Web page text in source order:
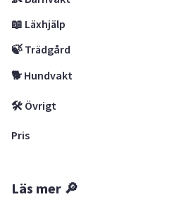
📖 Läxhjälp
🍃 Trädgård
🐕 Hundvakt
🛠 Övrigt
Pris
Läs mer 🔎